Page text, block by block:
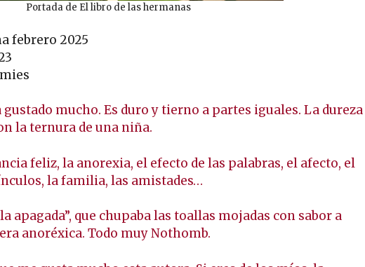
Portada de El libro de las hermanas
febrero 2025
gustado mucho. Es duro y tierno a partes iguales. La dureza
la ternura de una niña.
feliz, la anorexia, el efecto de las palabras, el afecto, el
la familia, las amistades…
apagada”, que chupaba las toallas mojadas con sabor a
anoréxica. Todo muy Nothomb.